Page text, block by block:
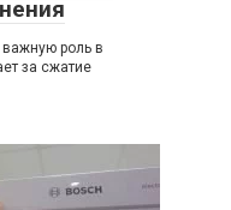
роль в
за сжатие